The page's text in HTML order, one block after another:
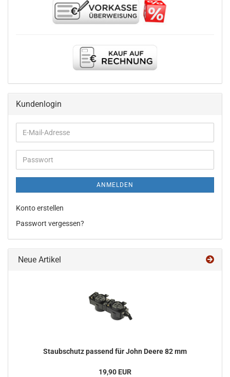
Kundenlogin
E-
Mail-
Adresse
Passwort
ANMELDEN
Konto erstellen
Passwort vergessen?
Neue Artikel
Staub­schutz pas­send für John Deere 82 mm
19,90 EUR